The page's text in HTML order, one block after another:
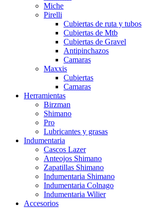
Miche
Pirelli
Cubiertas de ruta y tubos
Cubiertas de Mtb
Cubiertas de Gravel
Antipinchazos
Camaras
Maxxis
Cubiertas
Camaras
Herramientas
Birzman
Shimano
Pro
Lubricantes y grasas
Indumentaria
Cascos Lazer
Anteojos Shimano
Zapatillas Shimano
Indumentaria Shimano
Indumentaria Colnago
Indumentaria Wilier
Accesorios